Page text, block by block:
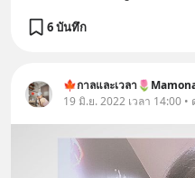
6 บันทึก
19 มิ.ย. 2022 เวลา 14:00 •